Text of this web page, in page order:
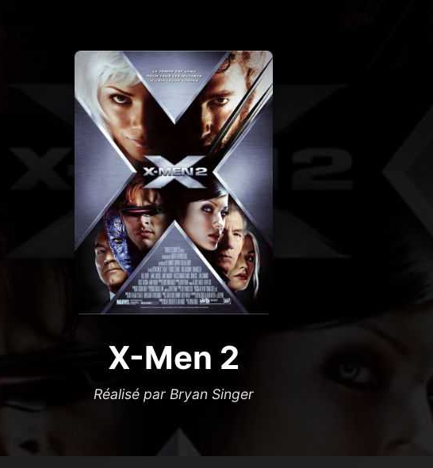
X-Men 2
Réalisé par Bryan Singer